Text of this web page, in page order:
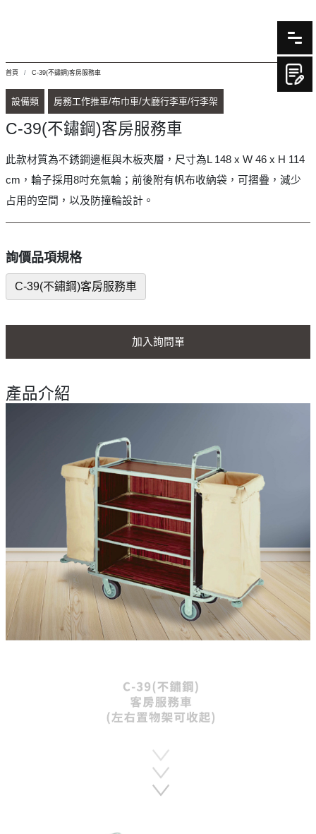
首頁 C-39(不鏽鋼)客房服務車
設備類 房務工作推車/布巾車/大廳行李車/行李架
C-39(不鏽鋼)客房服務車
此款材質為不銹鋼邊框與木板夾層，尺寸為L 148 x W 46 x H 114
cm，輪子採用8吋充氣輪；前後附有帆布收納袋，可摺疊，減少
占用的空間，以及防撞輪設計。
詢價品項規格
C-39(不鏽鋼)客房服務車
加入詢問單
產品介紹